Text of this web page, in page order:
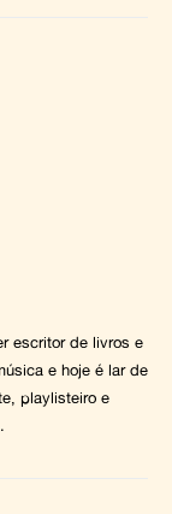
escritor de livros e
e hoje é lar de
playlisteiro e